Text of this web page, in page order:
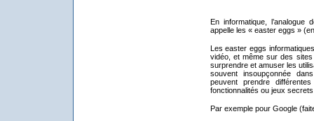
En informatique,
appelle les « easter eggs »
Les easter eggs
vidéo, et même sur des
surprendre et amuser les
souvent insoupçonnée
peuvent prendre
fonctionnalités ou jeux
Par exemple pour Google